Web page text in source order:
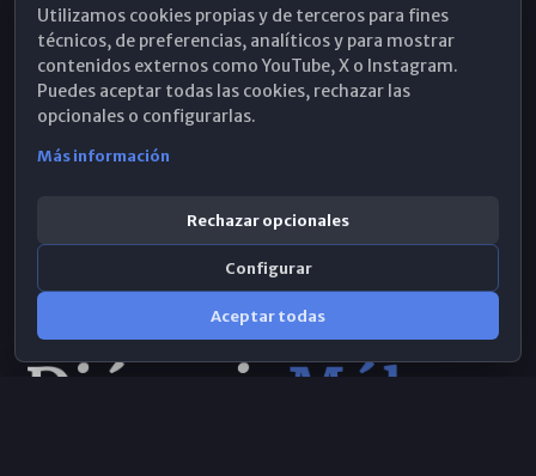
Hemeroteca
WhatsApp
Utilizamos cookies propias y de terceros para fines
técnicos, de preferencias, analíticos y para mostrar
contenidos externos como YouTube, X o Instagram.
Puedes aceptar todas las cookies, rechazar las
opcionales o configurarlas.
Más información
Rechazar opcionales
Configurar
Aceptar todas